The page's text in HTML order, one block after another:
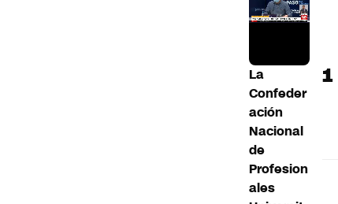
La
Confeder
ación
Nacional
de
Profesion
ales